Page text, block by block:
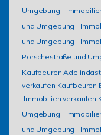
Umgebung
und Umgebung
und Umgebung
Porschestraße und
Kaufbeuren
verkaufen Kaufbeuren
Immobilien verkaufen
Umgebung
und Umgebung